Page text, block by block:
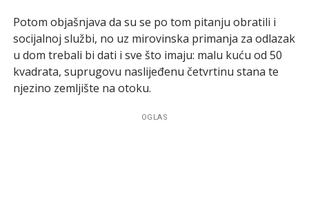
Potom objašnjava da su se po tom pitanju obratili i
socijalnoj službi, no uz mirovinska primanja za odlazak
u dom trebali bi dati i sve što imaju: malu kuću od 50
kvadrata, suprugovu naslijeđenu četvrtinu stana te
njezino zemljište na otoku.
OGLAS